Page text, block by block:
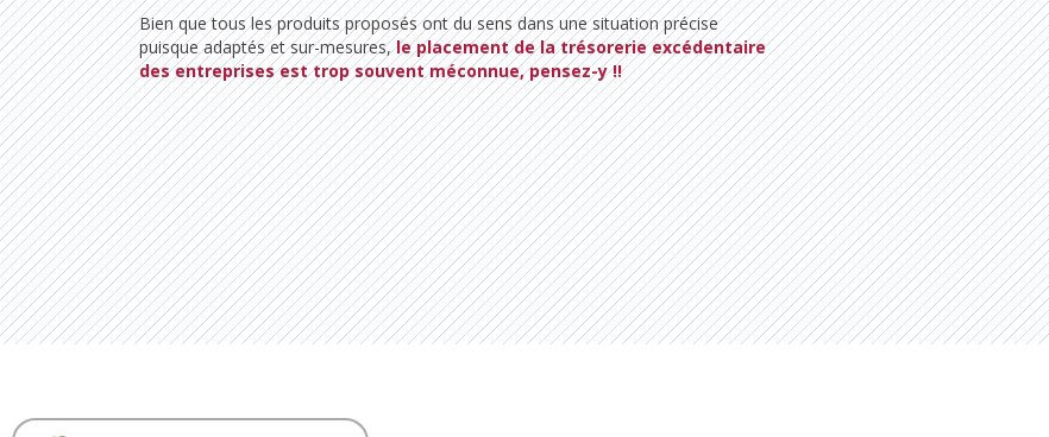
Bien que tous les produits proposés ont du sens dans une situation précise
puisque adaptés et sur-mesures,le placement de la trésorerie excédentaire
des entreprises est trop souvent méconnue, pensez-y !!